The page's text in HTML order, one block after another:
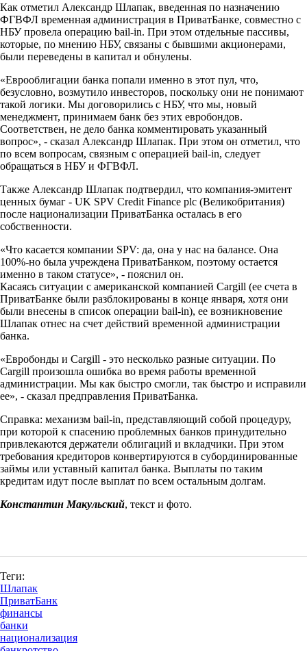
Как отметил Александр Шлапак, введенная по назначению
ФГВФЛ временная администрация в ПриватБанке, совместно с
НБУ провела операцию bail-in. При этом отдельные пассивы,
которые, по мнению НБУ, связаны с бывшими акционерами,
были переведены в капитал и обнулены.
«Еврооблигации банка попали именно в этот пул, что,
безусловно, возмутило инвесторов, поскольку они не понимают
такой логики. Мы договорились с НБУ, что мы, новый
менеджмент, принимаем банк без этих евробондов.
Соответствен, не дело банка комментировать указанный
вопрос», - сказал Александр Шлапак. При этом он отметил, что
по всем вопросам, связным с операцией bail-in, следует
обращаться в НБУ и ФГВФЛ.
Также Александр Шлапак подтвердил, что компания-эмитент
ценных бумаг - UK SPV Credit Finance plc (Великобритания)
после национализации ПриватБанка осталась в его
собственности.
«Что касается компании SPV: да, она у нас на балансе. Она
100%-но была учреждена ПриватБанком, поэтому остается
именно в таком статусе», - пояснил он.
Касаясь ситуации с американской компанией Cargill (ее счета в
ПриватБанке были разблокированы в конце января, хотя они
были внесены в список операции bail-in), ее возникновение
Шлапак отнес на счет действий временной администрации
банка.
«Евробонды и Cargill - это несколько разные ситуации. По
Cargill произошла ошибка во время работы временной
администрации. Мы как быстро смогли, так быстро и исправили
ее», - сказал предправления ПриватБанка.
Справка: механизм bail-in, представляющий собой процедуру,
при которой к спасению проблемных банков принудительно
привлекаются держатели облигаций и вкладчики. При этом
требования кредиторов конвертируются в субординированные
займы или уставный капитал банка. Выплаты по таким
кредитам идут после выплат по всем остальным долгам.
Константин Макульский, текст и фото.
Теги:
Шлапак
ПриватБанк
финансы
банки
национализация